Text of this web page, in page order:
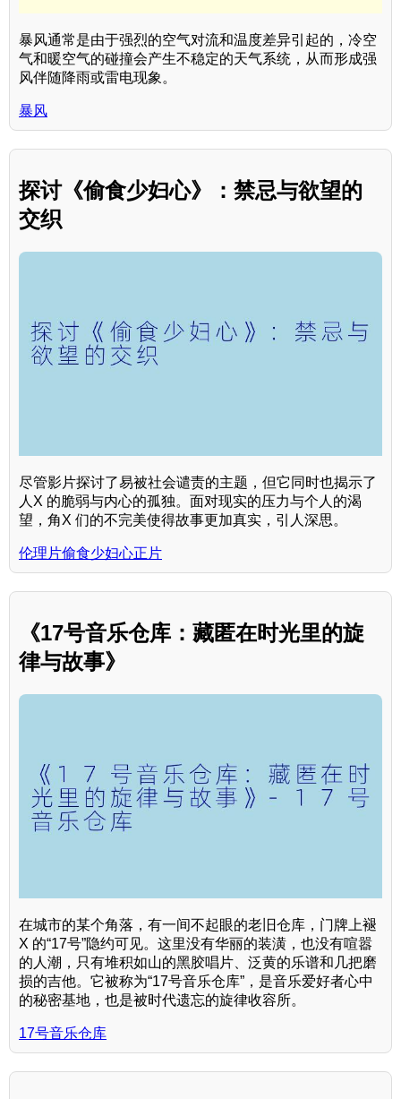
暴风通常是由于强烈的空气对流和温度差异引起的，冷空
气和暖空气的碰撞会产生不稳定的天气系统，从而形成强
风伴随降雨或雷电现象。
暴风
探讨《偷食少妇心》：禁忌与欲望的
交织
尽管影片探讨了易被社会谴责的主题，但它同时也揭示了
人X 的脆弱与内心的孤独。面对现实的压力与个人的渴
望，角X 们的不完美使得故事更加真实，引人深思。
伦理片偷食少妇心正片
《17号音乐仓库：藏匿在时光里的旋
律与故事》
在城市的某个角落，有一间不起眼的老旧仓库，门牌上褪
X 的“17号”隐约可见。这里没有华丽的装潢，也没有喧嚣
的人潮，只有堆积如山的黑胶唱片、泛黄的乐谱和几把磨
损的吉他。它被称为“17号音乐仓库”，是音乐爱好者心中
的秘密基地，也是被时代遗忘的旋律收容所。
17号音乐仓库